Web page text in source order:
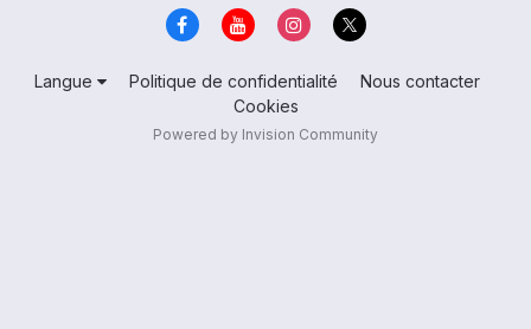
Langue Politique de confidentialité
Nous contacter
Cookies
Powered by Invision Community